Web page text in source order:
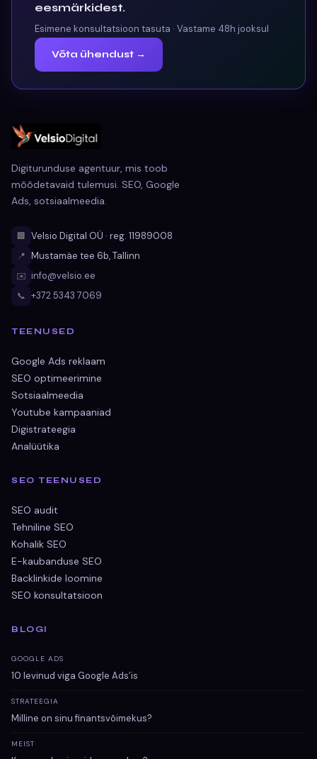
eesmärkidest.
Esimene konsultatsioon tasuta · Vastame 48h jooksul
Võta ühendust →
Digiturunduse agentuur, mis toob
mõõdetavaid tulemusi. SEO, Google
Ads, sotsiaalmeedia.
🏢 Velsio Digital OÜ · reg. 11989008
📍 Mustamäe tee 6b, Tallinn
✉️ info@velsio.ee
📞 +372 5343 7069
TEENUSED
Google Ads reklaam
SEO optimeerimine
Sotsiaalmeedia
Youtube kampaaniad
Digistrateegia
Analüütika
SEO TEENUSED
SEO audit
Tehniline SEO
Kohalik SEO
E-kaubanduse SEO
Backlinkide loomine
SEO konsultatsioon
BLOGI
GOOGLE ADS
10 levinud viga Google Ads’is
STRATEEGIA
Milline on sinu finantsvõimekus?
MEIST